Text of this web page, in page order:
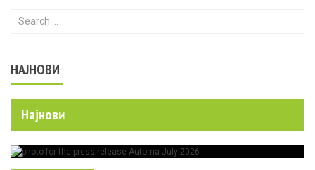
Search for:
НАЈНОВИ
Најнови